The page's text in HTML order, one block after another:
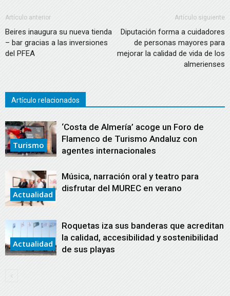
Artículo anterior
Beires inaugura su nueva tienda
– bar gracias a las inversiones
del PFEA
Artículo siguiente
Diputación forma a cuidadores
de personas mayores para
mejorar la calidad de vida de los
almerienses
Artículo relacionados
Turismo
‘Costa de Almería’ acoge un Foro de
Flamenco de Turismo Andaluz con
agentes internacionales
Actualidad
Música, narración oral y teatro para
disfrutar del MUREC en verano
Actualidad
Roquetas iza sus banderas que acreditan
la calidad, accesibilidad y sostenibilidad
de sus playas